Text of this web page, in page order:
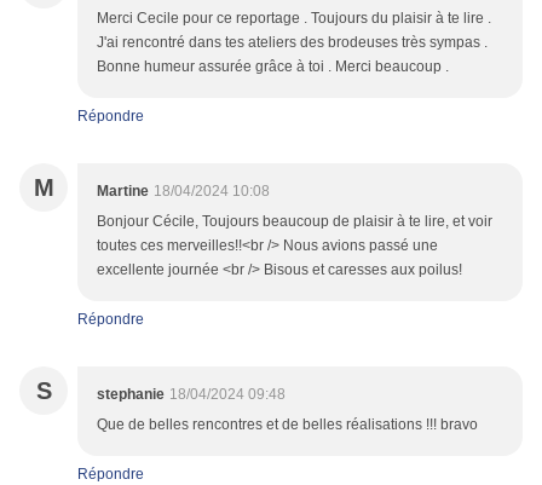
Merci Cecile pour ce reportage . Toujours du plaisir à te lire .
J'ai rencontré dans tes ateliers des brodeuses très sympas .
Bonne humeur assurée grâce à toi . Merci beaucoup .
Répondre
M Martine 18/04/2024 10:08
Bonjour Cécile, Toujours beaucoup de plaisir à te lire, et voir
toutes ces merveilles!!<br /> Nous avions passé une
excellente journée <br /> Bisous et caresses aux poilus!
Répondre
S stephanie 18/04/2024 09:48
Que de belles rencontres et de belles réalisations !!! bravo
Répondre